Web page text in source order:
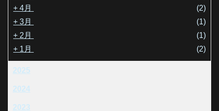
+ 4月
(2)
+ 3月
(1)
+ 2月
(1)
+ 1月 (2)
2025
2024
2023